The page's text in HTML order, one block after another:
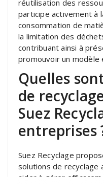
réutilisation des
participe activement à
consommation de
la limitation des
contribuant ainsi à
promouvoir un modèle
Quelles
de
Suez
entreprises
Suez Recyclage
solutions de recyclage